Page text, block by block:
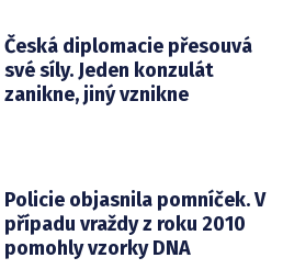
Česká diplomacie přesouvá
své síly. Jeden konzulát
zanikne, jiný vznikne
Policie objasnila pomníček. V
případu vraždy z roku 2010
pomohly vzorky DNA